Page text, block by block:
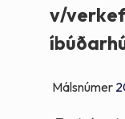
v/
Málsnúmer